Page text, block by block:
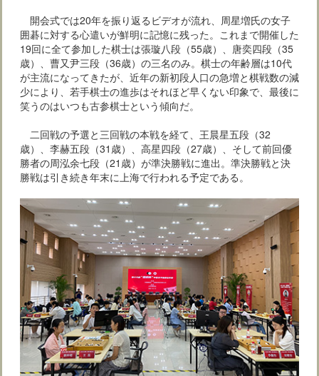
開会式では20年を振り返るビデオが流れ、周星増氏の女子
囲碁に対する心遣いが鮮明に記憶に残った。これまで開催した
19回に全て参加した棋士は張璇八段（55歳）、唐奕四段（35
歳）、曹又尹三段（36歳）の三名のみ。棋士の年齢層は10代
が主流になってきたが、近年の新初段人口の急増と棋戦数の減
少により、若手棋士の進歩はそれほど早くない印象で、最後に
笑うのはいつも古参棋士という傾向だ。
二回戦の予選と三回戦の本戦を経て、王晨星五段（32
歳）、李赫五段（31歳）、高星四段（27歳）、そして前回優
勝者の周泓余七段（21歳）が準決勝戦に進出。準決勝戦と決
勝戦は引き続き年末に上海で行われる予定である。